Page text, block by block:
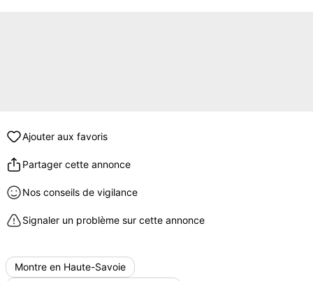
Ajouter aux favoris
Partager cette annonce
Nos conseils de vigilance
Signaler un problème sur cette annonce
Montre en Haute-Savoie